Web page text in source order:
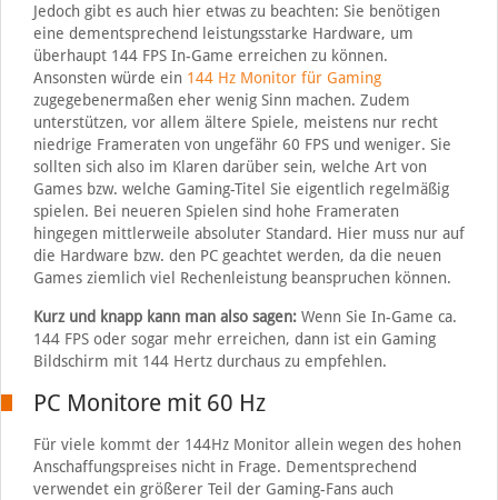
Jedoch gibt es auch hier etwas zu beachten: Sie benötigen
eine dementsprechend leistungsstarke Hardware, um
überhaupt 144 FPS In-Game erreichen zu können.
Ansonsten würde ein 144 Hz Monitor für Gaming
zugegebenermaßen eher wenig Sinn machen. Zudem
unterstützen, vor allem ältere Spiele, meistens nur recht
niedrige Frameraten von ungefähr 60 FPS und weniger. Sie
sollten sich also im Klaren darüber sein, welche Art von
Games bzw. welche Gaming-Titel Sie eigentlich regelmäßig
spielen. Bei neueren Spielen sind hohe Frameraten
hingegen mittlerweile absoluter Standard. Hier muss nur auf
die Hardware bzw. den PC geachtet werden, da die neuen
Games ziemlich viel Rechenleistung beanspruchen können.
Kurz und knapp kann man also sagen:Wenn Sie In-Game ca.
144 FPS oder sogar mehr erreichen, dann ist ein Gaming
Bildschirm mit 144 Hertz durchaus zu empfehlen.
PC Monitore mit 60 Hz
Für viele kommt der 144Hz Monitor allein wegen des hohen
Anschaffungspreises nicht in Frage. Dementsprechend
verwendet ein größerer Teil der Gaming-Fans auch